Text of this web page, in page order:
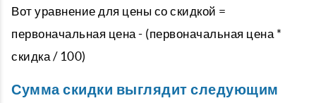
Вот уравнение для цены со скидкой =
первоначальная цена - (первоначальная цена *
скидка / 100)
Сумма скидки выглядит следующим